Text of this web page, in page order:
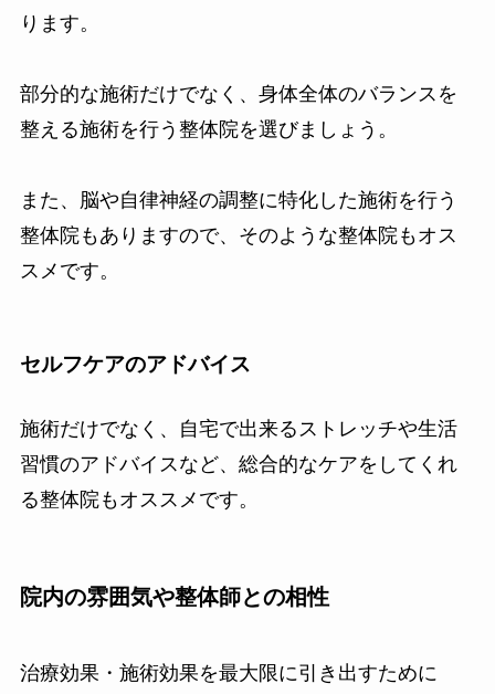
ります。
部分的な施術だけでなく、身体全体のバランスを
整える施術を行う整体院を選びましょう。
また、脳や自律神経の調整に特化した施術を行う
整体院もありますので、そのような整体院もオス
スメです。
セルフケアのアドバイス
施術だけでなく、自宅で出来るストレッチや生活
習慣のアドバイスなど、総合的なケアをしてくれ
る整体院もオススメです。
院内の雰囲気や整体師との相性
治療効果・施術効果を最大限に引き出すために